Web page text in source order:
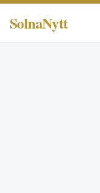
SolnaNytt